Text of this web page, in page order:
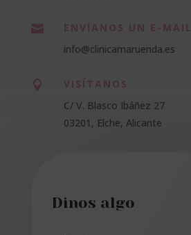

ENVÍANOS UN E-MAIL
info@clinicamaruenda.es

VISÍTANOS
C/ V. Blasco Ibáñez 27
03201, Elche, Alicante
Dinos algo